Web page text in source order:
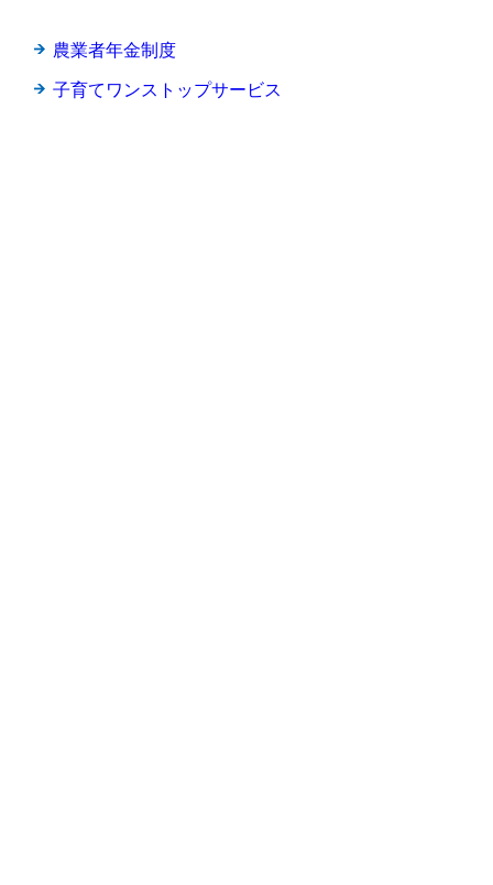
農業者年金制度
子育てワンストップサービス